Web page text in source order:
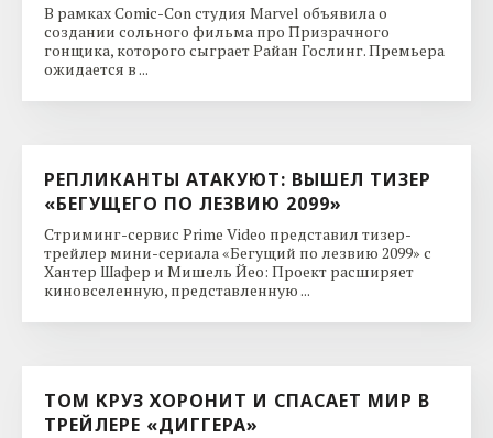
В рамках Comic-Con студия Marvel объявила о
создании сольного фильма про Призрачного
гонщика, которого сыграет Райан Гослинг. Премьера
ожидается в ...
РЕПЛИКАНТЫ АТАКУЮТ: ВЫШЕЛ ТИЗЕР
«БЕГУЩЕГО ПО ЛЕЗВИЮ 2099»
Стриминг-сервис Prime Video представил тизер-
трейлер мини-сериала «Бегущий по лезвию 2099» с
Хантер Шафер и Мишель Йео: Проект расширяет
киновселенную, представленную ...
ТОМ КРУЗ ХОРОНИТ И СПАСАЕТ МИР В
ТРЕЙЛЕРЕ «ДИГГЕРА»